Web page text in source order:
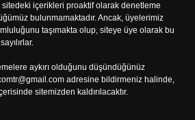
içerikleri proaktif olarak denetleme
bulunmamaktadır. Ancak, üyelerimiz
taşımakta olup, siteye üye olarak bu
aykırı olduğunu düşündüğünüz
adresine bildirmeniz halinde,
sitemizden kaldırılacaktır.